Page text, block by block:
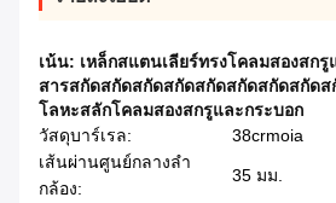
เน้น: เหล็กสแตนเลียร์ทรงโคลมสองสกรู
สารสกัดสกัดสกัดสกัดสกัดสกัดสกัดสกัดส
โลหะสลักโคลมสองสกรูและกระบอก
วัสดุบาร์เรล:
38crmoia
เส้นผ่านศูนย์กลางลำ
กล้อง:
35 มม.